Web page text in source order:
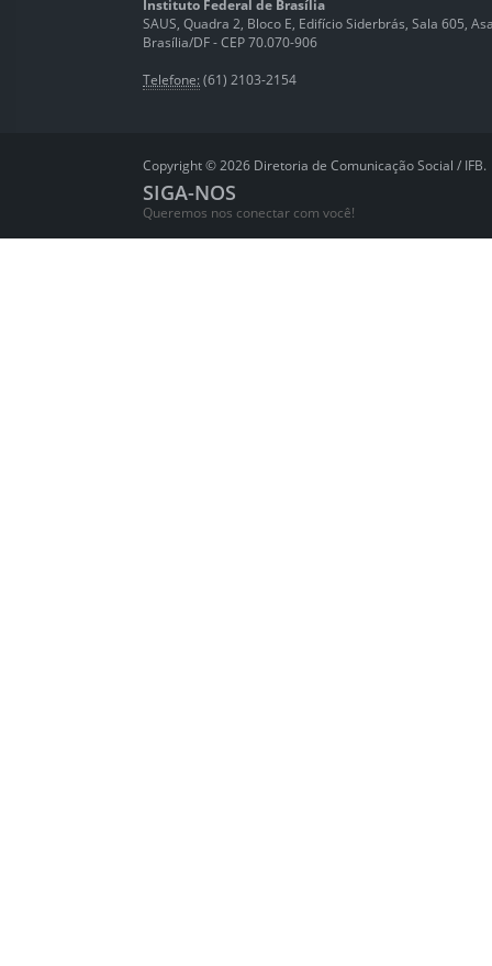
Instituto Federal de Brasília
SAUS, Quadra 2, Bloco E, Edifício Siderbrás, Sala 605,
Brasília/DF - CEP 70.070-906
Telefone: (61) 2103-2154
Copyright © 2026 Diretoria de Comunicação Social / IFB.
SIGA-NOS
Queremos nos conectar com você!